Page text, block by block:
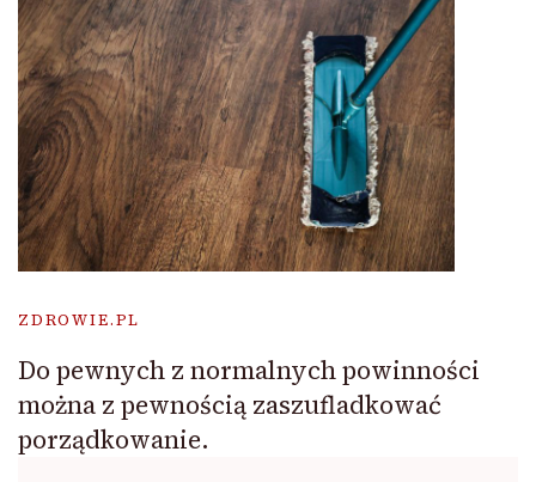
ZDROWIE.PL
Do pewnych z normalnych powinności
można z pewnością zaszufladkować
porządkowanie.